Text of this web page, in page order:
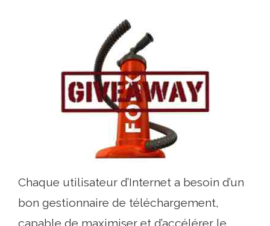
Chaque utilisateur d’Internet a besoin d’un
bon gestionnaire de téléchargement,
capable de maximiser et d’accélérer le